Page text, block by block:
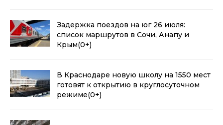
Задержка поездов на юг 26 июля:
список маршрутов в Сочи, Анапу и
Крым(0+)
В Краснодаре новую школу на 1550 мест
готовят к открытию в круглосуточном
режиме(0+)